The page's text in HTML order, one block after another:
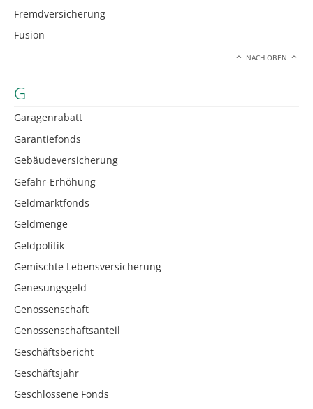
Fremdversicherung
Fusion
NACH OBEN
G
Garagenrabatt
Garantiefonds
Gebäudeversicherung
Gefahr-Erhöhung
Geldmarktfonds
Geldmenge
Geldpolitik
Gemischte Lebensversicherung
Genesungsgeld
Genossenschaft
Genossenschaftsanteil
Geschäftsbericht
Geschäftsjahr
Geschlossene Fonds